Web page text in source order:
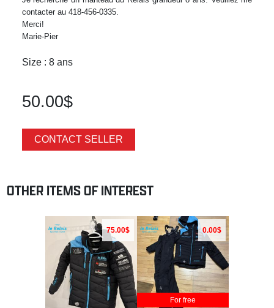
contacter au 418-456-0335.
Merci!
Marie-Pier
Size : 8 ans
50.00$
CONTACT SELLER
OTHER ITEMS OF INTEREST
75.00$ 0.00$
For free